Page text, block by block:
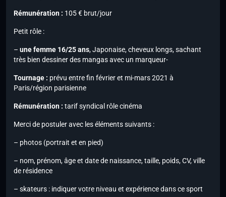
Rémunération : 105 € brut/jour
Petit rôle :
– une femme 16/25 ans, Japonaise, cheveux longs, sachant
très bien dessiner des mangas avec un marqueur-
Tournage : prévu entre fin février et mi-mars 2021 à
Paris/région parisienne
Rémunération : tarif syndical rôle cinéma
Merci de postuler avec les éléments suivants :
– photos (portrait et en pied)
– nom, prénom, âge et date de naissance, taille, poids, CV, ville
de résidence
– skateurs : indiquer votre niveau et expérience dans ce sport